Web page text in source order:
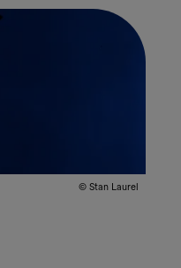
© Stan Laurel